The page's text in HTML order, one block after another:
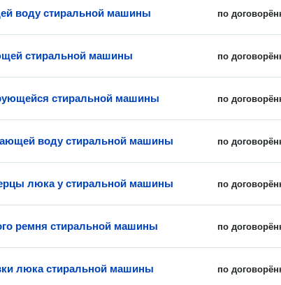
по
воду стиральной машины
по
стиральной машины
по
стиральной машины
по
воду стиральной машины
по
люка у стиральной машины
по
ремня стиральной машины
по
люка стиральной машины